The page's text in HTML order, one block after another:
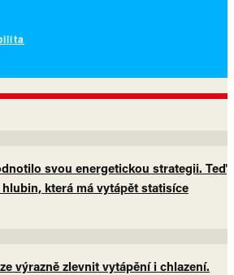
svou energetickou strategii. Teď
která má vytápět statisíce
výrazně zlevnit vytápění i chlazení.